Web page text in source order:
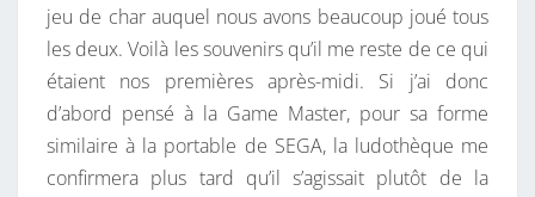
jeu de char auquel nous avons beaucoup joué tous
les deux. Voilà les souvenirs qu’il me reste de ce qui
étaient nos premières après-midi. Si j’ai donc
d’abord pensé à la Game Master, pour sa forme
similaire à la portable de SEGA, la ludothèque me
confirmera plus tard qu’il s’agissait plutôt de la